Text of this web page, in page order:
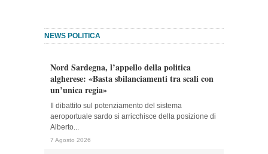
NEWS POLITICA
Nord Sardegna, l’appello della politica
algherese: «Basta sbilanciamenti tra scali con
un’unica regia»
Il dibattito sul potenziamento del sistema
aeroportuale sardo si arricchisce della posizione di
Alberto...
7 Agosto 2026